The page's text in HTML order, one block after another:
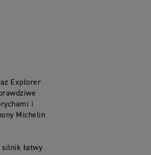
Explorer
i
Michelin
silnik łatwy